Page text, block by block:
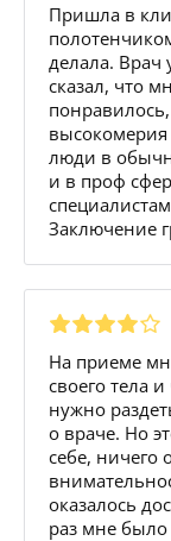
Пришла в
делала. Врач
сказал, что
высокомерия
люди в
и в проф
Заключение
На приеме
своего тела
нужно
о враче. Но
себе, ничего
оказалось
раз мне